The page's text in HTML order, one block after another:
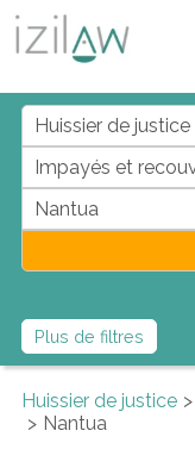
jdadi
fl
Plus de filtres
Huissier de justice
Nantua